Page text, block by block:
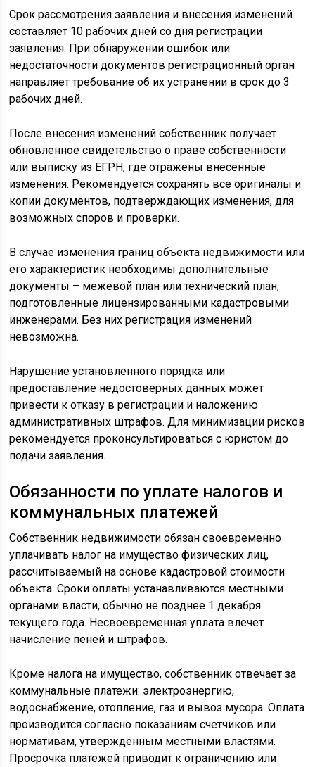
Срок рассмотрения заявления и внесения изменений
составляет 10 рабочих дней со дня регистрации
заявления. При обнаружении ошибок или
недостаточности документов регистрационный орган
направляет требование об их устранении в срок до 3
рабочих дней.
После внесения изменений собственник получает
обновленное свидетельство о праве собственности
или выписку из ЕГРН, где отражены внесённые
изменения. Рекомендуется сохранять все оригиналы и
копии документов, подтверждающих изменения, для
возможных споров и проверки.
В случае изменения границ объекта недвижимости или
его характеристик необходимы дополнительные
документы – межевой план или технический план,
подготовленные лицензированными кадастровыми
инженерами. Без них регистрация изменений
невозможна.
Нарушение установленного порядка или
предоставление недостоверных данных может
привести к отказу в регистрации и наложению
административных штрафов. Для минимизации рисков
рекомендуется проконсультироваться с юристом до
подачи заявления.
Обязанности по уплате налогов и
коммунальных платежей
Собственник недвижимости обязан своевременно
уплачивать налог на имущество физических лиц,
рассчитываемый на основе кадастровой стоимости
объекта. Сроки оплаты устанавливаются местными
органами власти, обычно не позднее 1 декабря
текущего года. Несвоевременная уплата влечет
начисление пеней и штрафов.
Кроме налога на имущество, собственник отвечает за
коммунальные платежи: электроэнергию,
водоснабжение, отопление, газ и вывоз мусора. Оплата
производится согласно показаниям счетчиков или
нормативам, утверждённым местными властями.
Просрочка платежей приводит к ограничению или